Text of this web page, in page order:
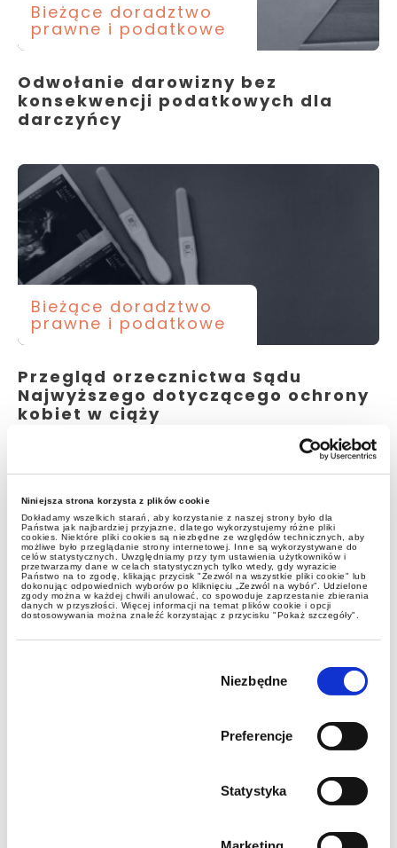
Niniejsza strona korzysta z plików cookie
Dokładamy wszelkich starań, aby korzystanie z naszej strony było dla
Państwa jak najbardziej przyjazne, dlatego wykorzystujemy różne pliki
cookies. Niektóre pliki cookies są niezbędne ze względów technicznych, aby
możliwe było przeglądanie strony internetowej. Inne są wykorzystywane do
celów statystycznych. Uwzględniamy przy tym ustawienia użytkowników i
przetwarzamy dane w celach statystycznych tylko wtedy, gdy wyrazicie
Państwo na to zgodę, klikając przycisk "Zezwól na wszystkie pliki cookie" lub
dokonując odpowiednich wyborów po kliknięciu „Zezwól na wybór”. Udzielone
zgody można w każdej chwili anulować, co spowoduje zaprzestanie zbierania
danych w przyszłości. Więcej informacji na temat plików cookie i opcji
dostosowywania można znaleźć korzystając z przycisku "Pokaż szczegóły".
zgody
Niezbędne
Preferencje
Statystyka
Bieżące doradztwo
prawne i podatkowe
Odwołanie darowizny bez
konsekwencji podatkowych dla
darczyńcy
Bieżące doradztwo
prawne i podatkowe
Przegląd orzecznictwa Sądu
Najwyższego dotyczącego ochrony
kobiet w ciąży
Bieżące doradztwo
prawne i podatkowe
Spółki komandytowe i spółki z o.o.:
o czym pamiętać, planując